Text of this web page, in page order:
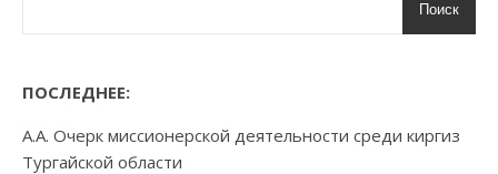
Поиск
ПОСЛЕДНЕЕ:
А.А. Очерк миссионерской деятельности среди киргиз
Тургайской области